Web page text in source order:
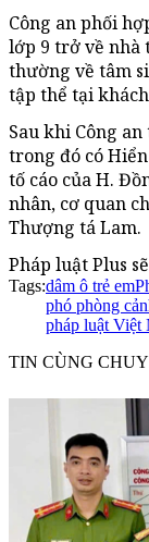
Công an phối
lớp 9 trở về nhà
thường về tâm
tập thể tại
Sau khi Công
trong đó có
tố cáo của H.
nhân, cơ quan
Thượng tá Lam.
Pháp luật Plus
Tags:dâm ô trẻ em
phó phòng
pháp luật Việt
TIN CÙNG